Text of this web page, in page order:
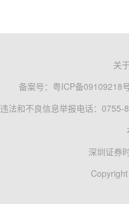
关
备案号： 粤ICP备09109218
违法和不良信息举报电话：0755-
深圳证券